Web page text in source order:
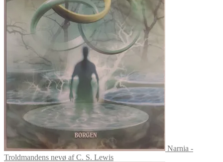
Narnia -
Troldmandens nevø af C. S. Lewis